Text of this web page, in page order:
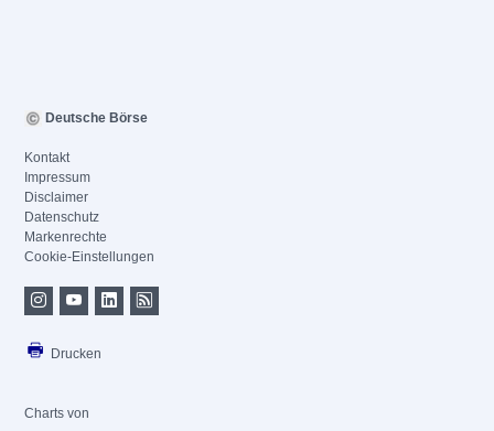
Deutsche Börse
Kontakt
Impressum
Disclaimer
Datenschutz
Markenrechte
Cookie-Einstellungen
Drucken
Charts von